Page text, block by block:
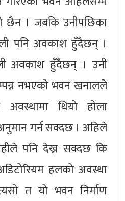
छैन । जबकि उनीपछिका
पनि अवकाश हुँदैछन् ।
अवकाश हुँदैछन् । उनी
नभएको भवन खनालले
अवस्थामा थियो होला
गर्न सक्दछ । अहिले
पनि देख्न सक्दछ कि
हलको अवस्था
त यो भवन निर्माण